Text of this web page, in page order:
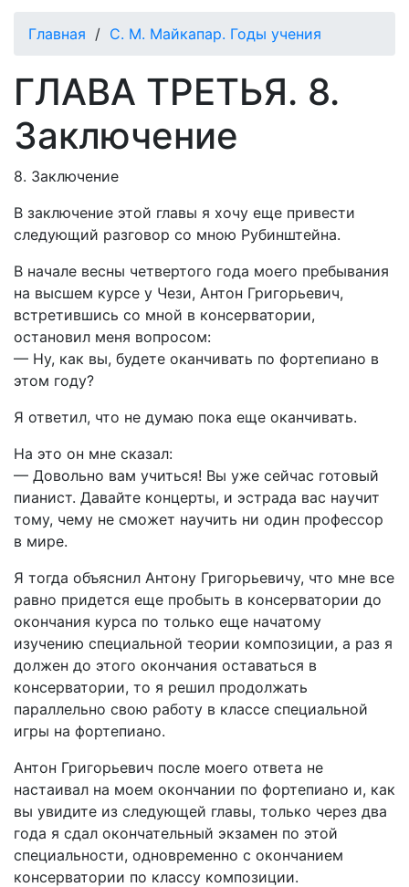
Главная / С. М. Майкапар. Годы учения
ГЛАВА ТРЕТЬЯ. 8.
Заключение
8. Заключение
В заключение этой главы я хочу еще привести
следующий разговор со мною Рубинштейна.
В начале весны четвертого года моего пребывания
на высшем курсе у Чези, Антон Григорьевич,
встретившись со мной в консерватории,
остановил меня вопросом:
— Ну, как вы, будете оканчивать по фортепиано в
этом году?
Я ответил, что не думаю пока еще оканчивать.
На это он мне сказал:
— Довольно вам учиться! Вы уже сейчас готовый
пианист. Давайте концерты, и эстрада вас научит
тому, чему не сможет научить ни один профессор
в мире.
Я тогда объяснил Антону Григорьевичу, что мне все
равно придется еще пробыть в консерватории до
окончания курса по только еще начатому
изучению специальной теории композиции, а раз я
должен до этого окончания оставаться в
консерватории, то я решил продолжать
параллельно свою работу в классе специальной
игры на фортепиано.
Антон Григорьевич после моего ответа не
настаивал на моем окончании по фортепиано и, как
вы увидите из следующей главы, только через два
года я сдал окончательный экзамен по этой
специальности, одновременно с окончанием
консерватории по классу композиции.